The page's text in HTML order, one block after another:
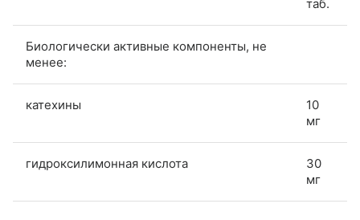
таб.
Биологически активные компоненты, не
менее:
катехины
10
мг
гидроксилимонная кислота
30
мг